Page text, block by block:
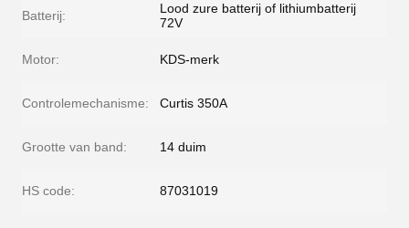
Batterij:
Lood zure batterij of lithiumbatterij
72V
Motor: KDS-merk
Controlemechanisme: Curtis 350A
Grootte van band: 14 duim
HS code: 87031019